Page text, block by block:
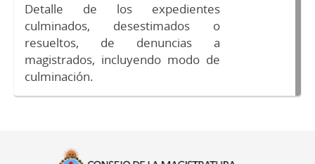
Detalle de los expedientes
culminados, desestimados o
resueltos, de denuncias a
magistrados, incluyendo modo de
culminación.